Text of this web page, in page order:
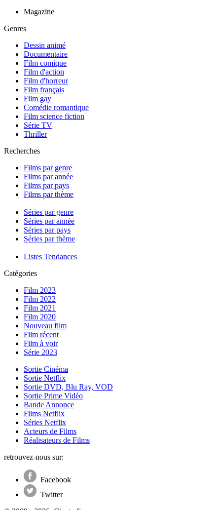
Magazine
Genres
Dessin animé
Documentaire
Film comique
Film d'action
Film d'horreur
Film français
Film gay
Comédie romantique
Film science fiction
Série TV
Thriller
Recherches
Films par genre
Films par année
Films par pays
Films par thème
Séries par genre
Séries par année
Séries par pays
Séries par thème
Listes Tendances
Catégories
Film 2023
Film 2022
Film 2021
Film 2020
Nouveau film
Film récent
Film à voir
Série 2023
Sortie Cinéma
Sortie Netflix
Sortie DVD, Blu Ray, VOD
Sortie Prime Vidéo
Bande Annonce
Films Netflix
Séries Netflix
Acteurs de Films
Réalisateurs de Films
retrouvez-nous sur:
Facebook
Twitter